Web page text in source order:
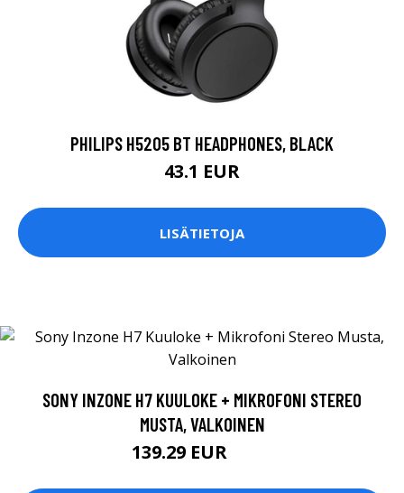
PHILIPS H5205 BT HEADPHONES, BLACK
43.1 EUR
LISÄTIETOJA
SONY INZONE H7 KUULOKE + MIKROFONI STEREO
MUSTA, VALKOINEN
139.29 EUR